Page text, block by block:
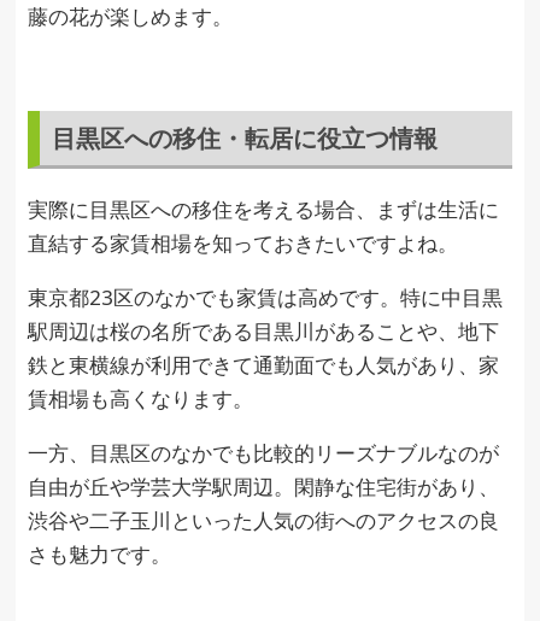
藤の花が楽しめます。
目黒区への移住・転居に役立つ情報
実際に目黒区への移住を考える場合、まずは生活に
直結する家賃相場を知っておきたいですよね。
東京都23区のなかでも家賃は高めです。特に中目黒
駅周辺は桜の名所である目黒川があることや、地下
鉄と東横線が利用できて通勤面でも人気があり、家
賃相場も高くなります。
一方、目黒区のなかでも比較的リーズナブルなのが
自由が丘や学芸大学駅周辺。閑静な住宅街があり、
渋谷や二子玉川といった人気の街へのアクセスの良
さも魅力です。